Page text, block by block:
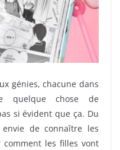
génies, chacune dans
quelque chose de
si évident que ça. Du
de connaître les
les filles vont